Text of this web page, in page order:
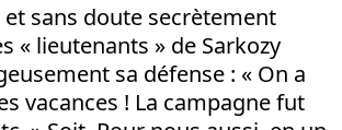
et sans doute secrètement
« lieutenants » de Sarkozy
sa défense : « On a
vacances ! La campagne fut